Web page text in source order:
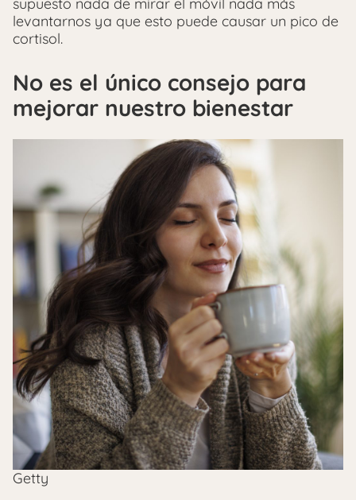
levantarnos ya que esto puede causar un pico de
cortisol.
No es el único consejo para
mejorar nuestro bienestar
Getty